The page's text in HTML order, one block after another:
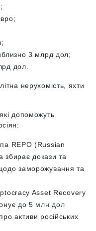
3 млрд дол;
дол.
нерухомість, яхти
допоможуть
REPO (Russian
докази та
заморожування та
Asset Recovery
до 5 млн дол
активи російських